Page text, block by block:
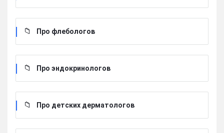
Про флебологов
Про эндокринологов
Про детских дерматологов